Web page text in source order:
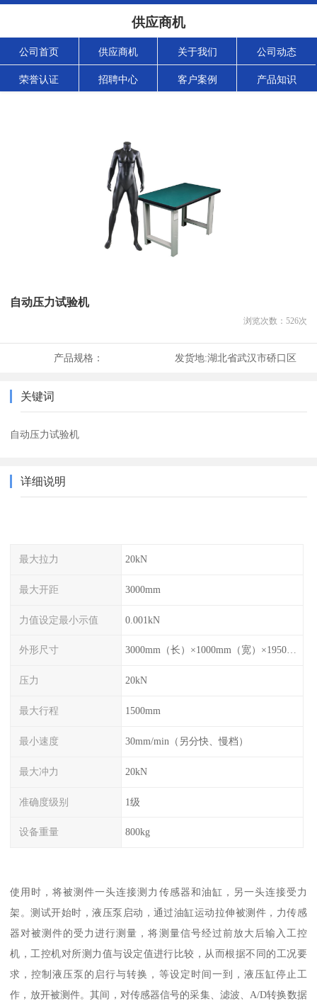
供应商机
公司首页 供应商机 关于我们 公司动态
荣誉认证 招聘中心 客户案例 产品知识
自动压力试验机
浏览次数： 526次
产品规格： 发货地:湖北省武汉市硚口区
关键词
自动压力试验机
详细说明
最大拉力 20kN
最大开距 3000mm
力值设定最小示值 0.001kN
外形尺寸 3000mm（长）×1000mm（宽）×1950mm（高）
压力 20kN
最大行程 1500mm
最小速度 30mm/min（另分快、慢档）
最大冲力 20kN
准确度级别 1级
设备重量 800kg
使用时，将被测件一头连接测力传感器和油缸，另一头连接受力
架。测试开始时，液压泵启动，通过油缸运动拉伸被测件，力传感
器对被测件的受力进行测量，将测量信号经过前放大后输入工控
机，工控机对所测力值与设定值进行比较，从而根据不同的工况要
求，控制液压泵的启行与转换，等设定时间一到，液压缸停止工
作，放开被测件。其间，对传感器信号的采集、滤波、A/D转换数据